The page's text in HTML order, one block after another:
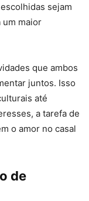
sejam
um maior
que ambos
juntos. Isso
até
a tarefa de
o amor no casal
de